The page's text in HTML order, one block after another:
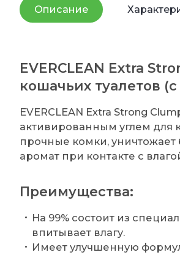
Описание
EVERCLEAN Extra
кошачьих туалетов
EVERCLEAN Extra Strong
активированным углем для
прочные комки,
аромат при контакте с
Преимущества:
На 99% состоит из
впитывает влагу.
Имеет улучшенную